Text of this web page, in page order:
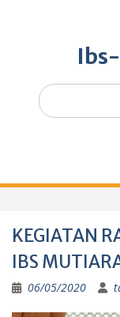
Search
for:
KEGIATAN
IBS
06/05/2020